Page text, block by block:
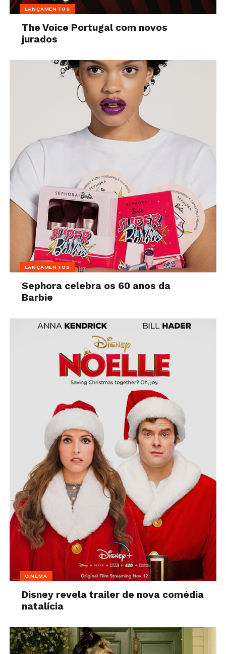
LANÇAMENTOS
The Voice Portugal com novos
jurados
LANÇAMENTOS
Sephora celebra os 60 anos da
Barbie
CINEMA
Disney revela trailer de nova comédia
natalícia